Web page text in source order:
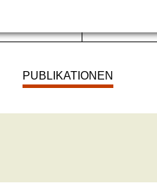
PUBLIKATIONEN